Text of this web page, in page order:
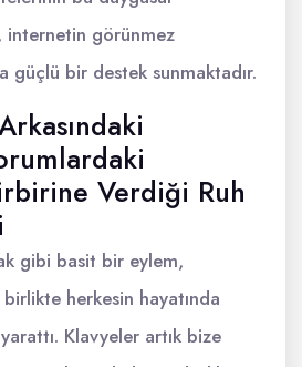
internetin görünmez
güçlü bir destek sunmaktadır.
Verdiği Ruh
gibi basit bir eylem,
herkesin hayatında
Klavyeler artık bize